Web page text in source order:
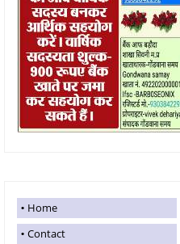
Home
Contact